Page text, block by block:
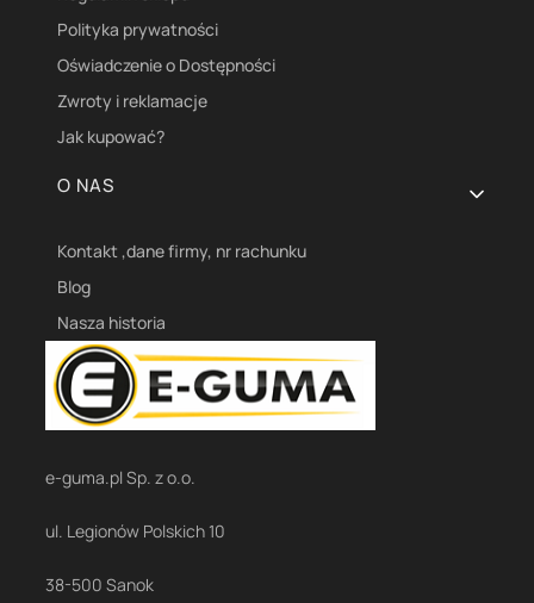
Polityka prywatności
Oświadczenie o Dostępności
Zwroty i reklamacje
Jak kupować?
O NAS
Kontakt ,dane firmy, nr rachunku
Blog
Nasza historia
e-guma.pl Sp. z o.o.
ul. Legionów Polskich 10
38-500 Sanok